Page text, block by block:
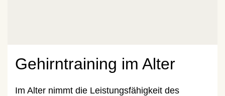
Gehirntraining im Alter
Im Alter nimmt die Leistungsfähigkeit des